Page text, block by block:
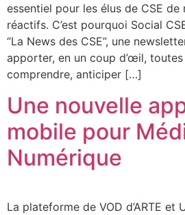
essentiel pour les élus de CSE
réactifs. C’est pourquoi Social
“La News des CSE”, une
apporter, en un coup d’œil,
comprendre, anticiper […]
Une nouvelle
mobile pour
Numérique
La plateforme de VOD d’ARTE et